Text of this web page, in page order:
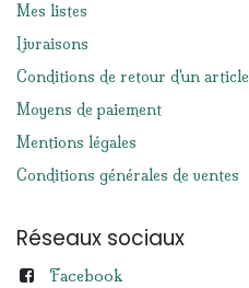
Mes listes
Livraisons
Conditions de retour d'un article
Moyens de paiement
Mentions légales
Conditions générales de ventes
Réseaux sociaux
Facebook